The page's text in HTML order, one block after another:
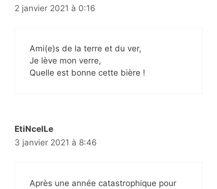
2 janvier 2021 à 0:16
Ami(e)s de la terre et du ver,
Je lève mon verre,
Quelle est bonne cette bière !
EtiNcelLe
3 janvier 2021 à 8:46
Après une année catastrophique pour